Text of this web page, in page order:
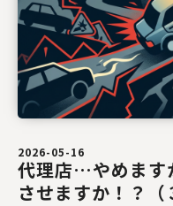
2026-05-16
代理店…やめます
させますか！？（